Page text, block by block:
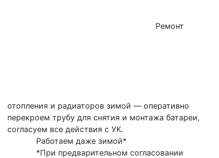
Ремонт
отопления и радиаторов зимой — оперативно
перекроем трубу для снятия и монтажа батареи,
согласуем все действия с УК.
Работаем даже зимой*
*При предварительном согласовании